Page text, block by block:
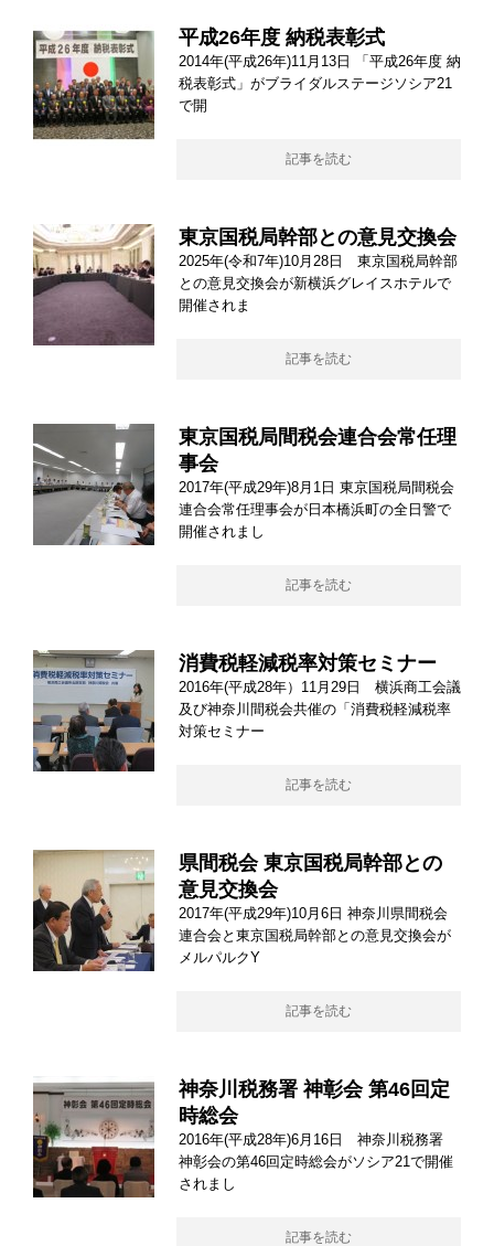
平成26年度 納税表彰式
2014年(平成26年)11月13日 「平成26年度 納
税表彰式」がブライダルステージソシア21
で開
記事を読む
東京国税局幹部との意見交換会
2025年(令和7年)10月28日 東京国税局幹部
との意見交換会が新横浜グレイスホテルで
開催されま
記事を読む
東京国税局間税会連合会常任理
事会
2017年(平成29年)8月1日 東京国税局間税会
連合会常任理事会が日本橋浜町の全日警で
開催されまし
記事を読む
消費税軽減税率対策セミナー
2016年(平成28年）11月29日 横浜商工会議
及び神奈川間税会共催の「消費税軽減税率
対策セミナー
記事を読む
県間税会 東京国税局幹部との
意見交換会
2017年(平成29年)10月6日 神奈川県間税会
連合会と東京国税局幹部との意見交換会が
メルパルクY
記事を読む
神奈川税務署 神彰会 第46回定
時総会
2016年(平成28年)6月16日 神奈川税務署
神彰会の第46回定時総会がソシア21で開催
されまし
記事を読む